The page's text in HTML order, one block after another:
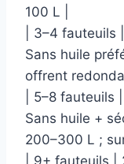
100 L |
| 3–4 fauteuils
Sans huile
offrent
| 5–8 fauteuils
Sans huile +
200–300 L ;